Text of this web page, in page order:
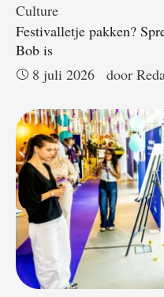
Culture
Festivalletje pakken?
Bob is
8 juli 2026
door